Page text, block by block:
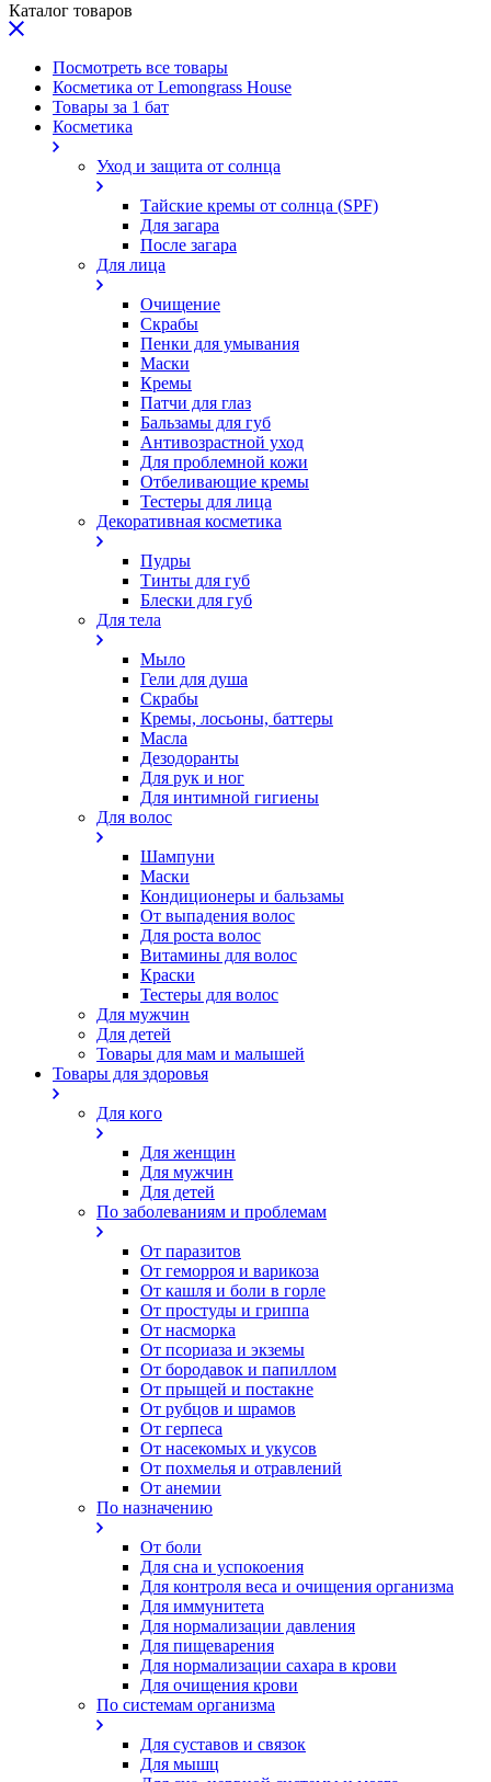
Каталог товаров
Посмотреть все товары
Косметика от Lemongrass House
Товары за 1 бат
Косметика
Уход и защита от солнца
Тайские кремы от солнца (SPF)
Для загара
После загара
Для лица
Очищение
Скрабы
Пенки для умывания
Маски
Кремы
Патчи для глаз
Бальзамы для губ
Антивозрастной уход
Для проблемной кожи
Oтбеливающие кремы
Тестеры для лица
Декоративная косметика
Пудры
Тинты для губ
Блески для губ
Для тела
Мыло
Гели для душа
Скрабы
Кремы, лосьоны, баттеры
Масла
Дезодоранты
Для рук и ног
Для интимной гигиены
Для волос
Шампуни
Маски
Кондиционеры и бальзамы
От выпадения волос
Для роста волос
Витамины для волос
Краски
Тестеры для волос
Для мужчин
Для детей
Товары для мам и малышей
Товары для здоровья
Для кого
Для женщин
Для мужчин
Для детей
По заболеваниям и проблемам
От паразитов
Oт геморроя и варикоза
От кашля и боли в горле
От простуды и гриппа
От насморка
Oт псориаза и экземы
От бородавок и папиллом
От прыщей и постакне
От рубцов и шрамов
От герпеса
От насекомых и укусов
От похмелья и отравлений
От анемии
По назначению
От боли
Для сна и успокоения
Для контроля веса и очищения организма
Для иммунитета
Для нормализации давления
Для пищеварения
Для нормализации сахара в крови
Для очищения крови
По системам организма
Для суставов и связок
Для мышц